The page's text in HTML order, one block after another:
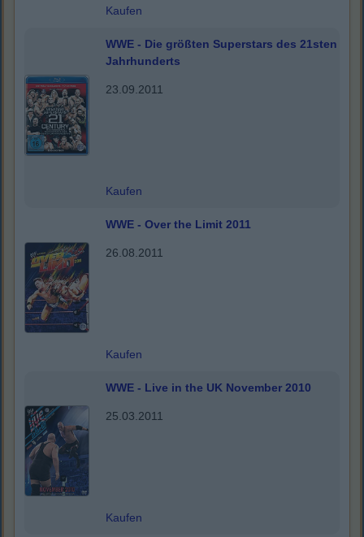
Kaufen
WWE - Die größten Superstars des 21sten
Jahrhunderts
23.09.2011
Kaufen
WWE - Over the Limit 2011
26.08.2011
Kaufen
WWE - Live in the UK November 2010
25.03.2011
Kaufen